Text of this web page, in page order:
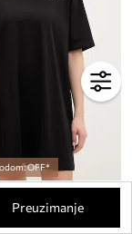
OFF*
Pamučna haljina The North Face Evolution Simple Dome
Preuzimanje